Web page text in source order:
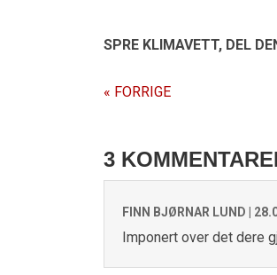
SPRE KLIMAVETT, DEL
« FORRIGE
3
FINN BJØRNAR LUND |
Imponert over det dere